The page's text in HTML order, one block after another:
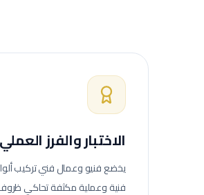
الاختبار والفرز
يخضع فنيو وعمالفني تركيب
فنية وعملية مكثفة تحاكي ظروف